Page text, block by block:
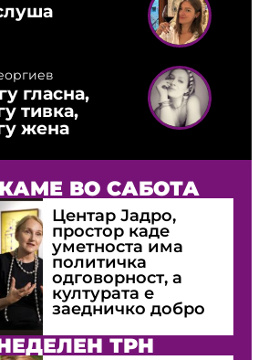
гласна,
тивка,
жена
ВО САБОТА
Центар Јадро,
простор каде
уметноста има
политичка
одговорност, а
културата е
заедничко добро
ТРН